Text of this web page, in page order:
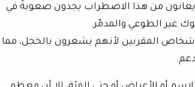
يعانون من هذا الاضطراب يجدون صعوبةً في
غير الطوعي والمدمّر.
المقربين لأنهم يشعرون بالخجل، مما